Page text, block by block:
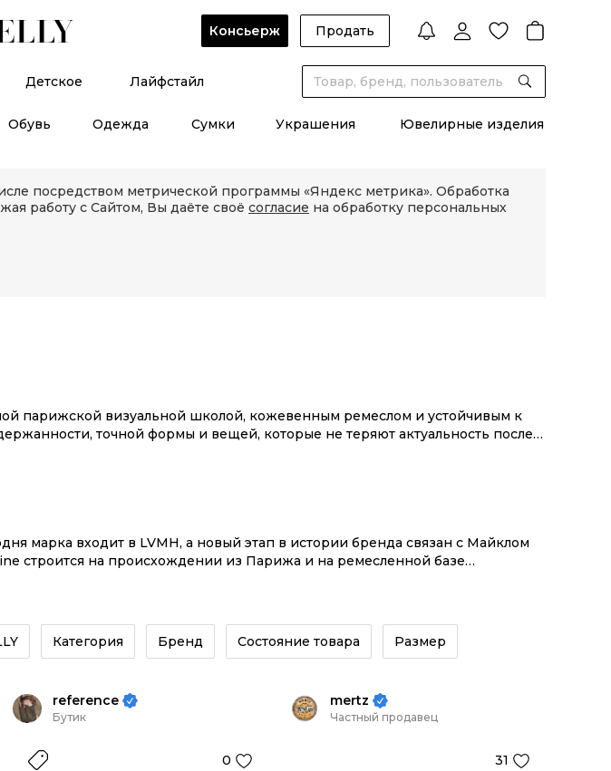
Консьерж Продать
Детское Лайфстайл
Обувь Одежда Сумки Украшения Ювелирные изделия
посредством метрической программы «Яндекс метрика». Обработка
работу с Сайтом, Вы даёте своё согласие на обработку персональных
парижской визуальной школой, кожевенным ремеслом и устойчивым к
точной формы и вещей, которые не теряют актуальность после
марка входит в LVMH, а новый этап в истории бренда связан с Майклом
строится на происхождении из Парижа и на ремесленной базе
мастерство соединяется с точностью современных
из наиболее заметных повседневных моделей. Поэтому Celine выбирают
кожаные линии, исторические коды дома и вещи, в которых статус
Категория Бренд Состояние товара Размер
reference
Бутик
0
mertz
Частный продавец
31